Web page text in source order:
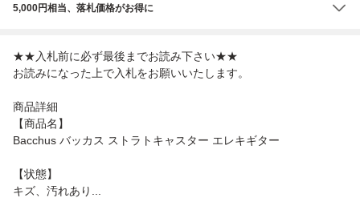
5,000円相当、落札価格がお得に
★★入札前に必ず最後までお読み下さい★★
お読みになった上で入札をお願いいたします。
商品詳細
【商品名】
Bacchus バッカス ストラトキャスター エレキギター
【状態】
キズ、汚れあり...